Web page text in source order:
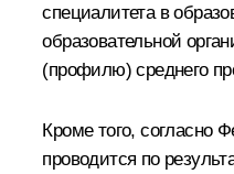
специалитета в
образовательной
(профилю) среднего
Кроме того, согласно
проводится по